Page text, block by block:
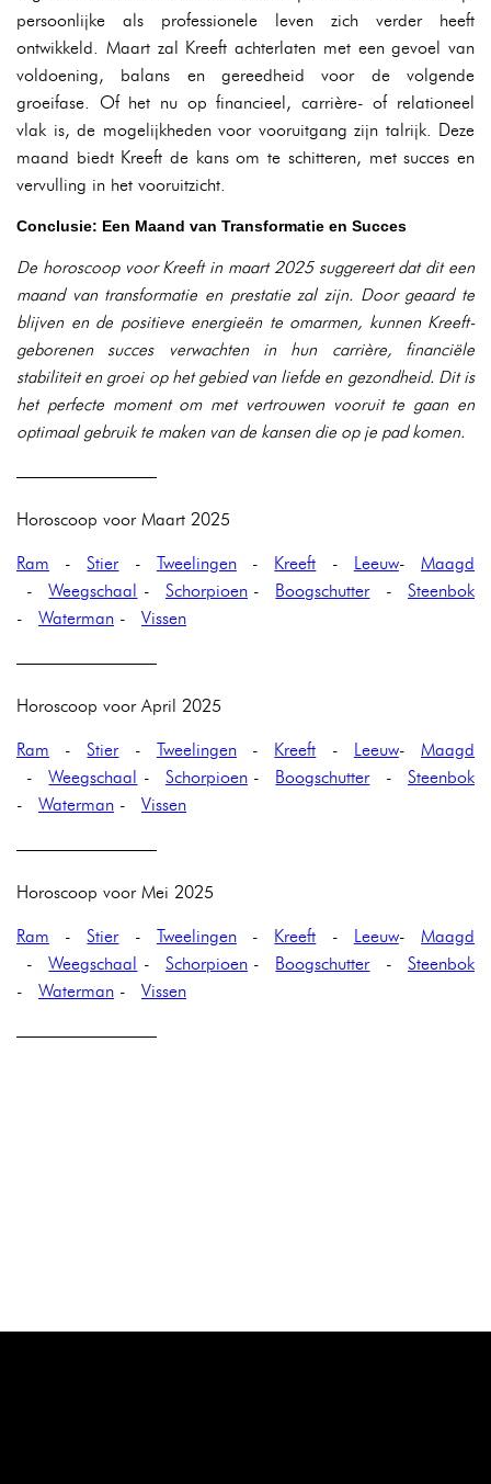
persoonlijke als professionele leven zich verder heeft
ontwikkeld. Maart zal Kreeft achterlaten met een gevoel van
voldoening, balans en gereedheid voor de volgende
groeifase. Of het nu op financieel, carrière- of relationeel
vlak is, de mogelijkheden voor vooruitgang zijn talrijk. Deze
maand biedt Kreeft de kans om te schitteren, met succes en
vervulling in het vooruitzicht.
Conclusie: Een Maand van Transformatie en Succes
De horoscoop voor Kreeft in maart 2025 suggereert dat dit een
maand van transformatie en prestatie zal zijn. Door geaard te
blijven en de positieve energieën te omarmen, kunnen Kreeft-
geborenen succes verwachten in hun carrière, financiële
stabiliteit en groei op het gebied van liefde en gezondheid. Dit is
het perfecte moment om met vertrouwen vooruit te gaan en
optimaal gebruik te maken van de kansen die op je pad komen.
————————
Horoscoop voor Maart 2025
Ram -Stier- Tweelingen- Kreeft - Leeuw-Maagd
-Weegschaal - Schorpioen- Boogschutter-Steenbok
- Waterman - Vissen
————————
Horoscoop voor April 2025
Ram -Stier- Tweelingen- Kreeft - Leeuw-Maagd
-Weegschaal - Schorpioen- Boogschutter-Steenbok
- Waterman - Vissen
————————
Horoscoop voor Mei 2025
Ram -Stier- Tweelingen- Kreeft - Leeuw-Maagd
-Weegschaal - Schorpioen- Boogschutter-Steenbok
- Waterman - Vissen
————————